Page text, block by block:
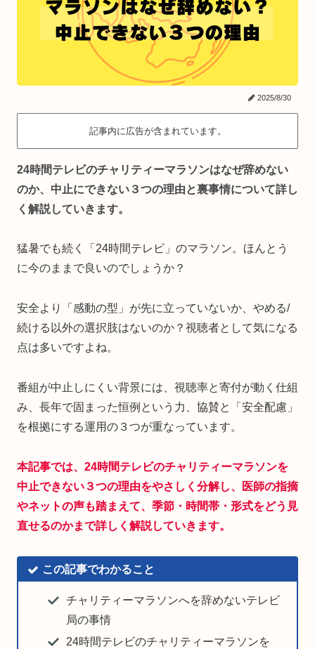
2025/8/30
記事内に広告が含まれています。
24時間テレビのチャリティーマラソンはなぜ辞めない
のか、中止にできない３つの理由と裏事情について詳し
く解説していきます。
猛暑でも続く「24時間テレビ」のマラソン。ほんとう
に今のままで良いのでしょうか？
安全より「感動の型」が先に立っていないか、やめる/
続ける以外の選択肢はないのか？視聴者として気になる
点は多いですよね。
番組が中止しにくい背景には、視聴率と寄付が動く仕組
み、長年で固まった恒例という力、協賛と「安全配慮」
を根拠にする運用の３つが重なっています。
本記事では、24時間テレビのチャリティーマラソンを
中止できない３つの理由をやさしく分解し、医師の指摘
やネットの声も踏まえて、季節・時間帯・形式をどう見
直せるのかまで詳しく解説していきます。
この記事でわかること
チャリティーマラソンへを辞めないテレビ
局の事情
24時間テレビのチャリティーマラソンを